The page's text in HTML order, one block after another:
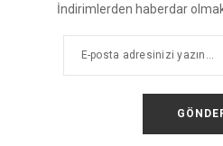
İndirimlerden haberdar